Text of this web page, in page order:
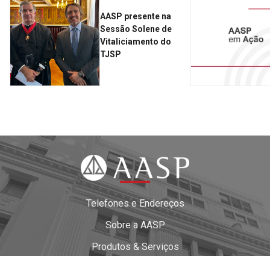
AASP presente na
Sessão Solene de
Vitaliciamento do
TJSP
Telefones e Endereços
Sobre a AASP
Produtos & Serviços